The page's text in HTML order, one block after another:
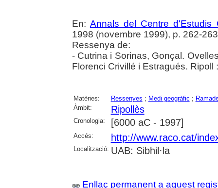
En: Annals del Centre d'Estudis
1998 (novembre 1999), p. 262-
Ressenya de:
- Cutrina i Sorinas, Gonçal.
Florenci Crivillé i Estragués.
Matèries: Ressenyes ; Medi geogràfic ;
Àmbit:
Ripollès
Cronologia: [6000 aC - 1997]
Accés: http://www.raco.cat/
Localització: UAB: Sibhil·la
Enllaç permanent a aquest